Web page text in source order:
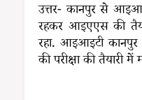
उत्तर- कानपुर से
रहकर आइएएस की
रहा. आइआइटी
की परीक्षा की तैयारी में